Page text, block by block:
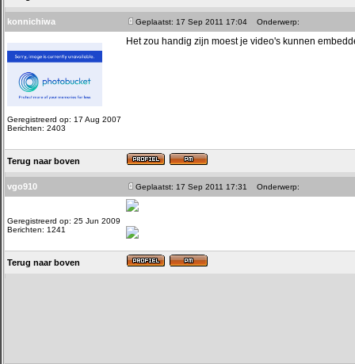
konnichiwa Geplaatst: 17 Sep 2011 17:04 Onderwerp:
Geregistreerd op: 17 Aug 2007
Berichten: 2403
Het zou handig zijn moest je video's kunnen
Terug naar boven
vgo910 Geplaatst: 17 Sep 2011 17:31 Onderwerp:
Geregistreerd op: 25 Jun 2009
Berichten: 1241
Terug naar boven